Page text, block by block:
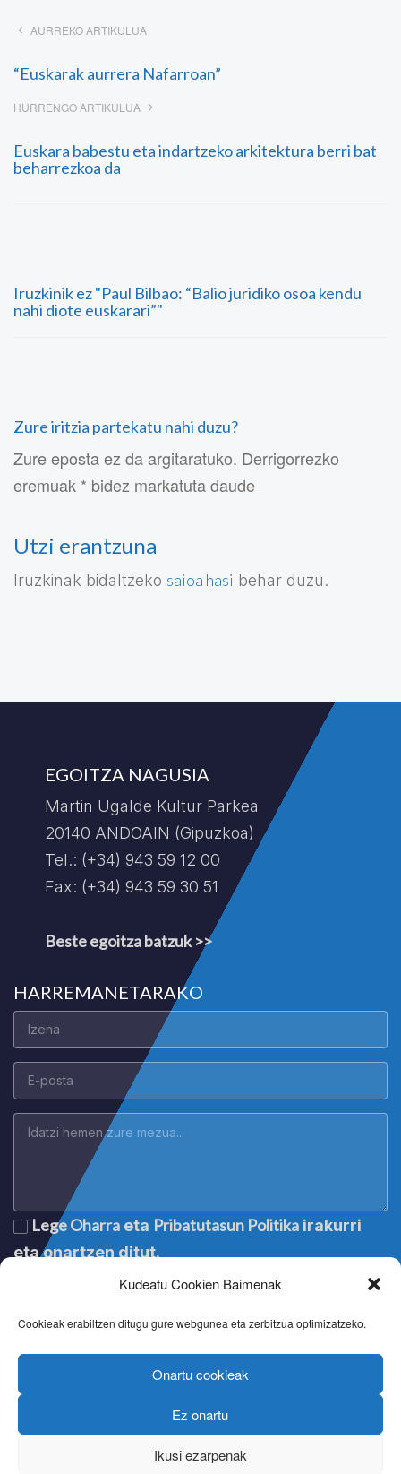
Kudeatu Cookien Baimenak
Cookieak erabiltzen ditugu gure webgunea eta zerbitzua optimizatzeko.
Onartu cookieak
Ez onartu
Ikusi ezarpenak
AURREKO ARTIKULUA
“Euskarak aurrera Nafarroan”
HURRENGO ARTIKULUA
Euskara babestu eta indartzeko arkitektura berri bat
beharrezkoa da
Iruzkinik ez "Paul Bilbao: “Balio juridiko osoa kendu
nahi diote euskarari”"
Zure iritzia partekatu nahi duzu?
Zure eposta ez da argitaratuko. Derrigorrezko
eremuak * bidez markatuta daude
Utzi erantzuna
Iruzkinak bidaltzeko saioa hasi behar duzu.
EGOITZA NAGUSIA
Martin Ugalde Kultur Parkea
20140 ANDOAIN (Gipuzkoa)
Tel.: (+34) 943 59 12 00
Fax: (+34) 943 59 30 51
Beste egoitza batzuk >>
HARREMANETARAKO
Lege Oharra eta Pribatutasun Politika irakurri
eta onartzen ditut.
confidentialité|Privacy policy
Política de cookies